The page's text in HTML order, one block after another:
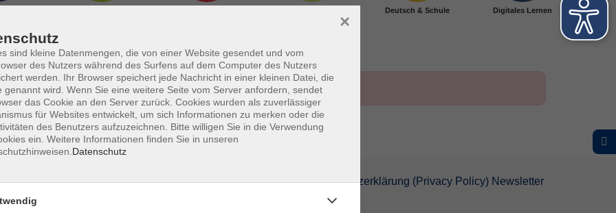
Deutsch & Schule Digitales Lernen
Barrierefreiheitserklärung Datenschutzerklärung
Datenschutzerklärung (Privacy Policy) Newsletter
sind kleine Datenmengen, die von einer Website gesendet und vom
des Nutzers während des Surfens auf dem Computer des Nutzers
werden. Ihr Browser speichert jede Nachricht in einer kleinen Datei, die
genannt wird. Wenn Sie eine weitere Seite vom Server anfordern, sendet
das Cookie an den Server zurück. Cookies wurden als zuverlässiger
für Websites entwickelt, um sich Informationen zu merken oder die
des Benutzers aufzuzeichnen. Bitte willigen Sie in die Verwendung
ein. Weitere Informationen finden Sie in unseren
Datenschutz
×